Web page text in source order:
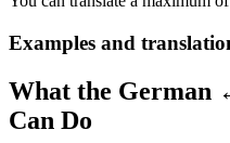
Examples and
What the German
Can Do